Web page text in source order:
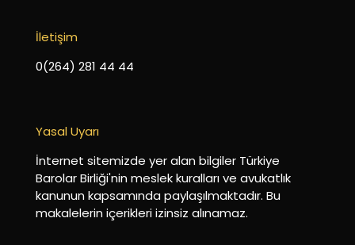
İletişim
0(264) 281 44 44
Yasal Uyarı
İnternet sitemizde yer alan bilgiler Türkiye
Barolar Birliği'nin meslek kuralları ve avukatlık
kanunun kapsamında paylaşılmaktadır. Bu
makalelerin içerikleri izinsiz alınamaz.